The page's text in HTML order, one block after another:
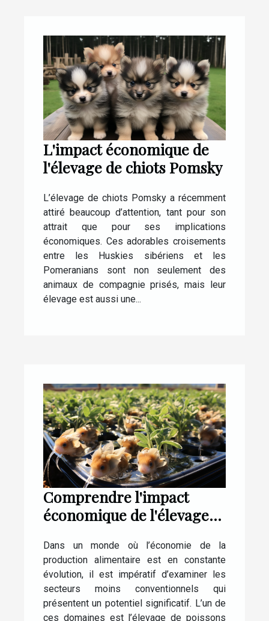
L'impact économique de
l'élevage de chiots Pomsky
L’élevage de chiots Pomsky a récemment
attiré beaucoup d’attention, tant pour son
attrait que pour ses implications
économiques. Ces adorables croisements
entre les Huskies sibériens et les
Pomeranians sont non seulement des
animaux de compagnie prisés, mais leur
élevage est aussi une...
Comprendre l'impact
économique de l'élevage
Dans un monde où l’économie de la
production alimentaire est en constante
évolution, il est impératif d’examiner les
secteurs moins conventionnels qui
présentent un potentiel significatif. L’un de
ces domaines est l’élevage de poissons